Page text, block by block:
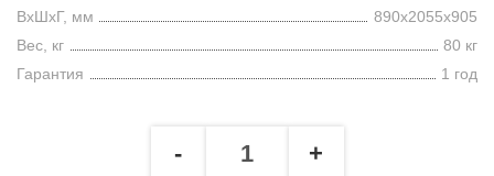
ВхШхГ, мм
890x2055x905
Вес, кг
80 кг
Гарантия
1 год
- +